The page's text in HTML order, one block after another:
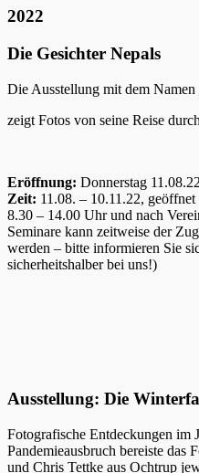
2022
Die Gesichter Nepals
Die Ausstellung mit dem
zeigt Fotos von seine Reise
Eröffnung: Donnerstag
Zeit: 11.08. – 10.11.22,
8.30 – 14.00 Uhr und nach
Seminare kann zeitweise der
werden – bitte informieren Sie
sicherheitshalber bei uns!)
Ausstellung: Die
Fotografische Entdeckungen im
Pandemieausbruch bereiste das
und Chris Tettke aus Ochtrup